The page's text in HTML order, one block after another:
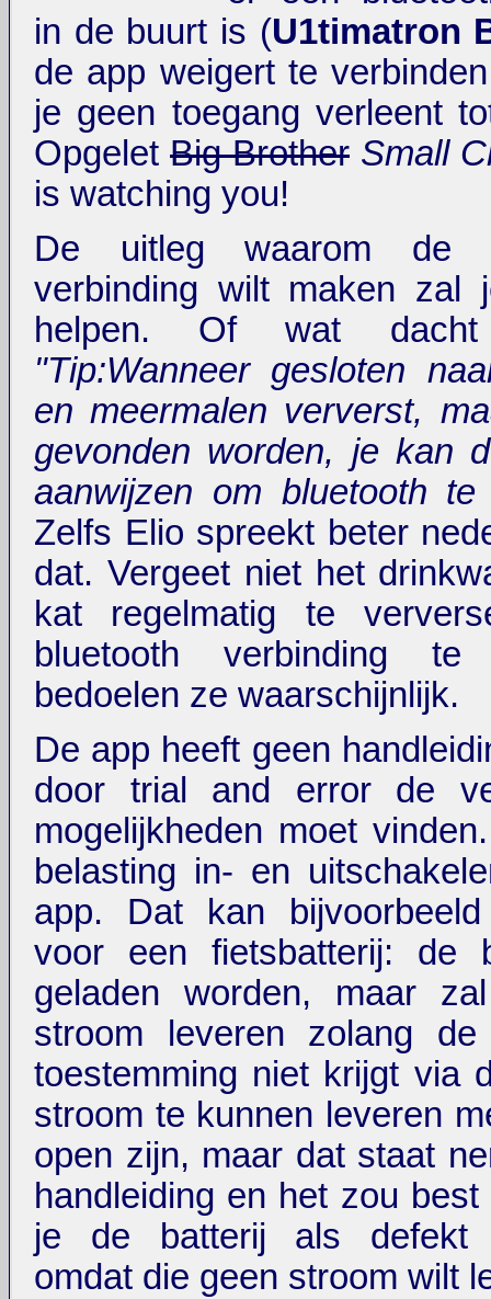
in de buurt is (U1timatron
de app weigert te
je geen toegang verleent
Opgelet Big Brother Small
is watching you!
De uitleg waarom de
verbinding wilt maken zal
helpen. Of wat
"Tip:Wanneer gesloten
en meermalen ververst,
gevonden worden, je kan
aanwijzen om bluetooth te
Zelfs Elio spreekt beter
dat. Vergeet niet het
kat regelmatig te
bluetooth verbinding te
bedoelen ze waarschijnlijk.
De app heeft geen
door trial and error de
mogelijkheden moet
belasting in- en
app. Dat kan
voor een fietsbatterij: de
geladen worden, maar
stroom leveren zolang
toestemming niet krijgt via
stroom te kunnen leveren
open zijn, maar dat staat
handleiding en het zou
je de batterij als defekt
omdat die geen stroom wilt